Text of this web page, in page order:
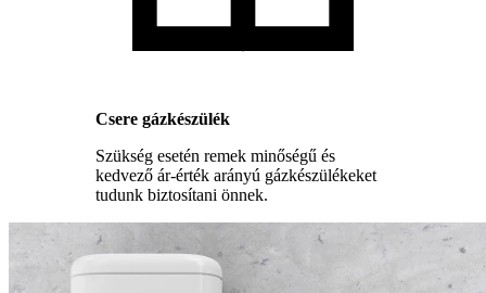
Csere gázkészülék
Szükség esetén remek minőségű és
kedvező ár-érték arányú gázkészülékeket
tudunk biztosítani önnek.